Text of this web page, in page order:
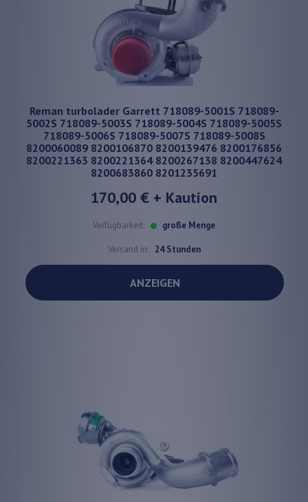
Reman turbolader Garrett 718089-5001S 718089-
5002S 718089-5003S 718089-5004S 718089-5005S
718089-5006S 718089-5007S 718089-5008S
8200060089 8200106870 8200139476 8200176856
8200221363 8200221364 8200267138 8200447624
8200683860 8201235691
170,00 € + Kaution
Verfügbarkeit: große Menge
Versand in: 24 Stunden
ANZEIGEN